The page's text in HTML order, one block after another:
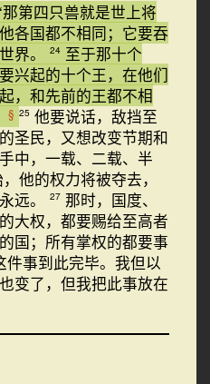
第四只兽就是世上将
各国都不相同；它要吞
界。
24 至于那十个
兴起的十个王，在他们
，和先前的王都不相
§ 25 他要说话，敌挡至
圣民，又想改变节期和
中，一载、二载、半
他的权力将被夺去，
远。
27 那时，国度、
大权，都要赐给至高者
国；所有掌权的都要事
件事到此完毕。我但以
变了，但我把此事放在